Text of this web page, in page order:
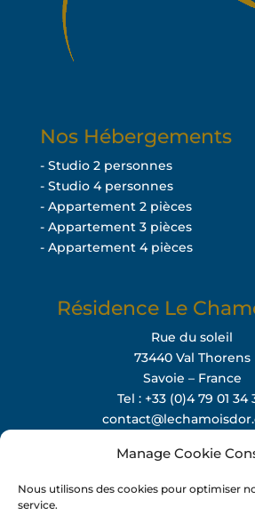
Manage Cookie
Nous utilisons des cookies pour optimiser
service.
Nos Hébergements
- Studio 2 personnes
- Studio 4 personnes
- Appartement 2 pièces
- Appartement 3 pièces
- Appartement 4 pièces
Résidence Le
Rue du soleil
73440 Val Thorens
Savoie – France
Tel : +33 (0)4 79 01 34
Instagram